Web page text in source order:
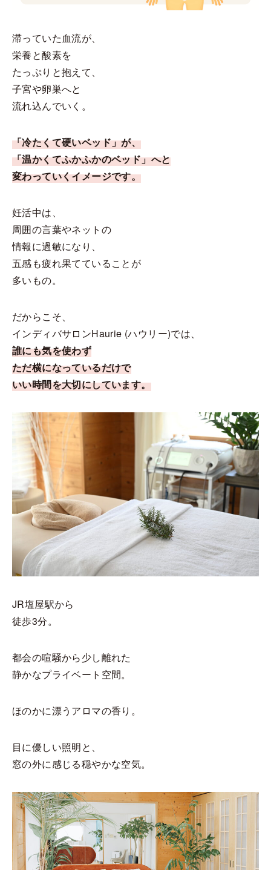
滞っていた血流が、
栄養と酸素を
たっぷりと抱えて、
子宮や卵巣へと
流れ込んでいく。
「冷たくて硬いベッド」が、
「温かくてふかふかのベッド」へと
変わっていくイメージです。
妊活中は、
周囲の言葉やネットの
情報に過敏になり、
五感も疲れ果てていることが
多いもの。
だからこそ、
インディバサロンHaurie (ハウリー)では、
誰にも気を使わず
ただ横になっているだけで
いい時間を大切にしています。
JR塩屋駅から
徒歩3分。
都会の喧騒から少し離れた
静かなプライベート空間。
ほのかに漂うアロマの香り。
目に優しい照明と、
窓の外に感じる穏やかな空気。